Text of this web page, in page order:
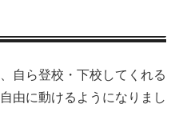
自ら登校・下校してくれる
由に動けるようになりまし